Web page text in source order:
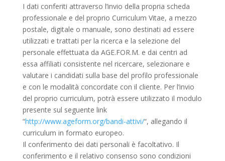
I dati conferiti attraverso l’invio della propria scheda
professionale e del proprio Curriculum Vitae, a mezzo
postale, digitale o manuale, sono destinati ad essere
utilizzati e trattati per la ricerca e la selezione del
personale effettuata da AGE.FOR.M. e dai centri ad
essa affiliati consistente nel ricercare, selezionare e
valutare i candidati sulla base del profilo professionale
e con le modalità concordate con il cliente. Per l’invio
del proprio curriculum, potrà essere utilizzato il modulo
presente sul seguente link
“http://www.ageform.org/bandi-attivi/“, allegando il
curriculum in formato europeo.
Il conferimento dei dati personali è facoltativo. Il
conferimento e il relativo consenso sono condizioni